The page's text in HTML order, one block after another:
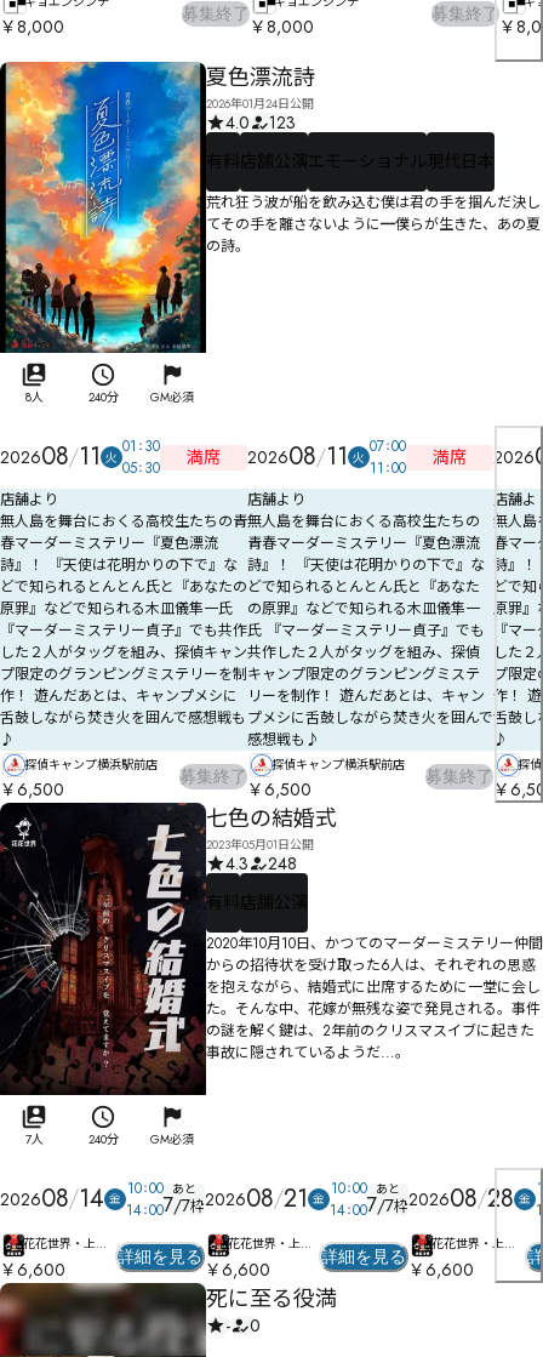
￥8,000
募集終了
￥8,000
募集終了
￥
8人 240分 GM必須
夏色漂流詩
2026年01月24日公開
4.0
123
有料 店舗公演 エモーショナル 現代日本
荒れ狂う波が船を飲み込む僕は君の手を掴んだ決し
てその手を離さないように━僕らが生きた、あの夏
の詩。
202608 11 火 01 30
05 30 満席
店舗より
無人島を舞台におくる高校生たちの青
春マーダーミステリー『夏色漂流
詩』！ 『天使は花明かりの下で』な
どで知られるとんとん氏と『あなたの
原罪』などで知られる木皿儀隼一氏
『マーダーミステリー貞子』でも共作
した２人がタッグを組み、探偵キャン
プ限定のグランピングミステリーを制
作！ 遊んだあとは、キャンプメシに
舌鼓しながら焚き火を囲んで感想戦も
♪
探偵キャンプ横浜駅前店
￥6,500
募集終了
202608 11 火 07 00
11 00 満席
店舗より
無人島を舞台におくる高校生たちの
青春マーダーミステリー『夏色漂流
詩』！ 『天使は花明かりの下で』な
どで知られるとんとん氏と『あなた
の原罪』などで知られる木皿儀隼一
氏 『マーダーミステリー貞子』でも
共作した２人がタッグを組み、探偵
キャンプ限定のグランピングミステ
リーを制作！ 遊んだあとは、キャン
プメシに舌鼓しながら焚き火を囲んで
感想戦も♪
探偵キャンプ横浜駅前店
￥6,500
募集終了
2026
店舗よ
無人島
春マ
詩』！
どで
原罪』
『マ
した
プ限
作！
舌鼓し
♪
探
￥
7人 240分 GM必須
七色の結婚式
2023年05月01日公開
4.3
248
有料 店舗公演
2020年10月10日、かつてのマーダーミステリー仲間
からの招待状を受け取った6人は、それぞれの思惑
を抱えながら、結婚式に出席するために一堂に会し
た。そんな中、花嫁が無残な姿で発見される。事件
の謎を解く鍵は、2年前のクリスマスイブに起きた
事故に隠されているようだ...。
202608 14 金 10 00
14 00
あと
7/7枠
花花世界・上野
店
￥6,600
詳細を見る
202608 21 金 10 00
14 00
あと
7/7枠
花花世界・上野
店
￥6,600
詳細を見る
202608 28 金
花花世界・上野
店
￥6,600
死に至る役満
- 0